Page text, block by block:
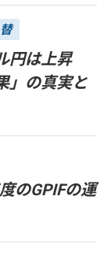
円は上昇
」の真実と
のGPIFの運